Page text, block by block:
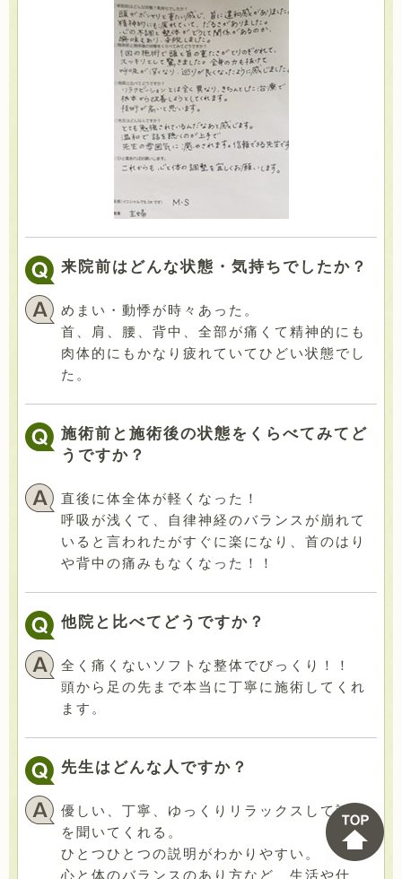
来院前はどんな状態・気持ちでしたか？
めまい・動悸が時々あった。
首、肩、腰、背中、全部が痛くて精神的にも
肉体的にもかなり疲れていてひどい状態でし
た。
施術前と施術後の状態をくらべてみてど
うですか？
直後に体全体が軽くなった！
呼吸が浅くて、自律神経のバランスが崩れて
いると言われたがすぐに楽になり、首のはり
や背中の痛みもなくなった！！
他院と比べてどうですか？
全く痛くないソフトな整体でびっくり！！
頭から足の先まで本当に丁寧に施術してくれ
ます。
先生はどんな人ですか？
優しい、丁寧、ゆっくりリラックスして話し
を聞いてくれる。
ひとつひとつの説明がわかりやすい。
心と体のバランスのあり方など、生活や仕